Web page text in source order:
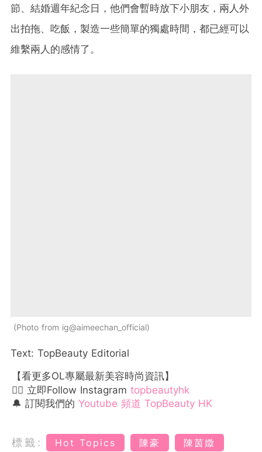
節、結婚週年紀念日，他們會暫時放下小朋友，兩人外
出拍拖、吃飯，製造一些簡單的獨處時間，都已經可以
維繫兩人的感情了。
Photo from ig@aimeechan_official
Text: TopBeauty Editorial
【看更多OL專屬最新美容時尚資訊】
👉🏻 立即Follow Instagram topbeautyhk
🔔 訂閱我們的 Youtube 頻道 TopBeauty HK
標籤: Hot Topics 陳豪
陳茵媺